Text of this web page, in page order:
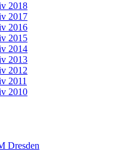
2018
2017
2016
2015
2014
2013
2012
2011
2010
Dresden